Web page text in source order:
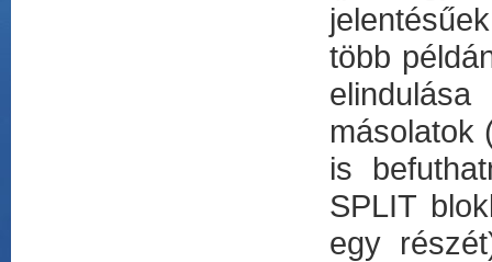
több
másolatok
is
SPLIT
egy